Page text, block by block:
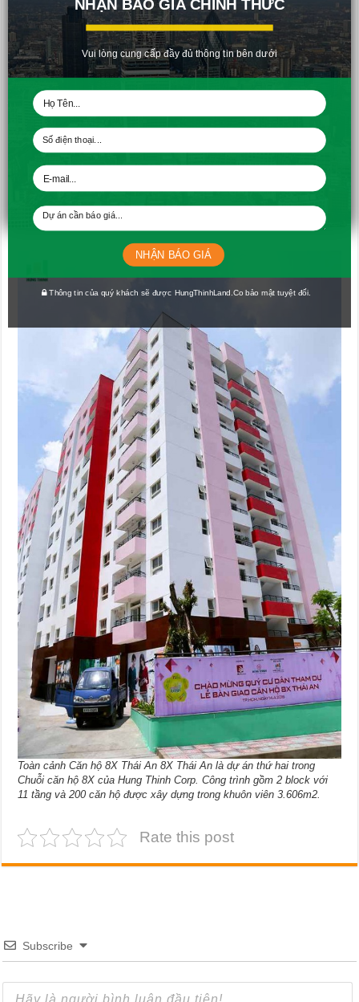
Sau buổi lễ, Khách hàng được nhân viên hướng dẫn nhận căn hộ (tt)
Toàn cảnh Căn hộ 8X Thái An 8X Thái An là dự án thứ hai trong
Chuỗi căn hộ 8X của Hung Thinh Corp. Công trình gồm 2 block với
11 tầng và 200 căn hộ được xây dựng trong khuôn viên 3.606m2.
Rate this post
Subscribe
NHẬN BÁO GIÁ CHÍNH THỨC
Vui lòng cung cấp đầy đủ thông tin bên dưới
Thông tin của quý khách sẽ được HungThinhLand.Co bảo mật tuyệt đối.
NHẬN BÁO GIÁ